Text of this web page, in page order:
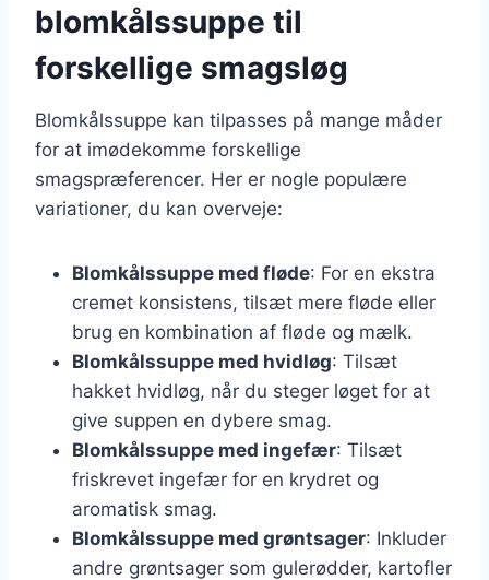
blomkålssuppe til
forskellige smagsløg
Blomkålssuppe kan tilpasses på mange måder
for at imødekomme forskellige
smagspræferencer. Her er nogle populære
variationer, du kan overveje:
Blomkålssuppe med fløde: For en ekstra
cremet konsistens, tilsæt mere fløde eller
brug en kombination af fløde og mælk.
Blomkålssuppe med hvidløg: Tilsæt
hakket hvidløg, når du steger løget for at
give suppen en dybere smag.
Blomkålssuppe med ingefær: Tilsæt
friskrevet ingefær for en krydret og
aromatisk smag.
Blomkålssuppe med grøntsager: Inkluder
andre grøntsager som gulerødder, kartofler